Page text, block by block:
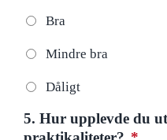
Bra
Mindre bra
Dåligt
5. Hur upplevde du